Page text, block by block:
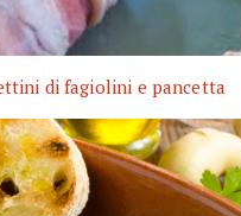
di fagiolini e pancetta